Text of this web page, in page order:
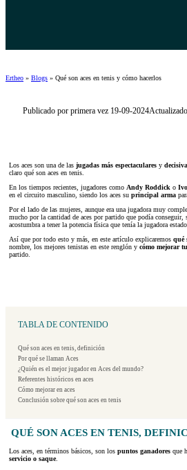
Ertheo » Blogs » Qué son aces en tenis y cómo hacerlos
Publicado por primera vez 19-09-2024
Los aces son una de las jugadas más espectaculares y
claro qué son aces en tenis.
En los tiempos recientes, jugadores como Andy Roddick o
en el circuito masculino, siendo los aces su principal arma
Por el lado de las mujeres, aunque era una jugadora muy
mucho por la cantidad de aces por partido que podía
acostumbra a tener la potencia física que tenía la jugadora
Así que por todo esto y más, en este artículo explicaremos qué
nombre, los mejores tenistas en este renglón y cómo mejorar
partido.
TABLA DE CONTENIDO
Qué son aces en tenis, definición
Por qué se llaman Aces
¿Quién es el mejor jugador en Aces del mundo?
Referentes históricos en aces
Cómo mejorar en aces
Conclusión sobre qué son aces en tenis
QUÉ SON ACES EN TENIS,
Los aces, en términos básicos, son los puntos ganadores que
servicio o saque.